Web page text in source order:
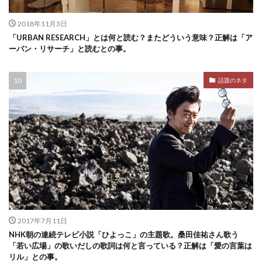
2018年11月3日
「URBAN RESEARCH」とは何と読む？またどういう意味？正解は「ア
ーバン・リサーチ」と読むとの事。
話題のネタ
2017年7月11日
NHK朝の連続テレビ小説「ひよっこ」の主題歌。桑田佳祐さん歌う
「若い広場」の歌いだしの歌詞は何と言っている？正解は「愛の言葉は
リル」との事。